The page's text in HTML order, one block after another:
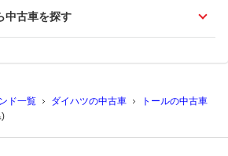
中古車を探す
ド一覧 ダイハツの中古車
トールの中古車
)